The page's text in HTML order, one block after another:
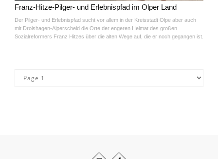
Franz-Hitze-Pilger- und Erlebnispfad im Olper Land
Der Pilger- und Erlebnispfad sucht vor allem in der Kreisstadt Olpe aber auch
mit Drolshagen-Alperscheid die Orte der engeren Heimat des großen
Sozialreformers Franz Hitzes über die alten Wege auf, die er noch gegangen ist.